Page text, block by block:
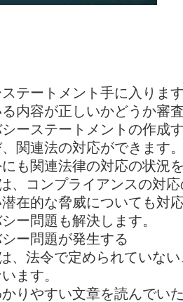
テートメント手に入りま
内容が正しいかどうか審
ーステートメントの作成
関連法の対応ができます
も関連法律の対応の状況
、コンプライアンスの対
在的な脅威についても対
ー問題も解決します。
ー問題が発生する
、法令で定められていな
ます。
りやすい文章を読んでい